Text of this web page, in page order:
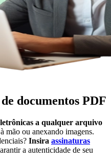
documentos PDF
a qualquer arquivo
mão ou anexando imagens.
Insira assinaturas
a autenticidade de seu